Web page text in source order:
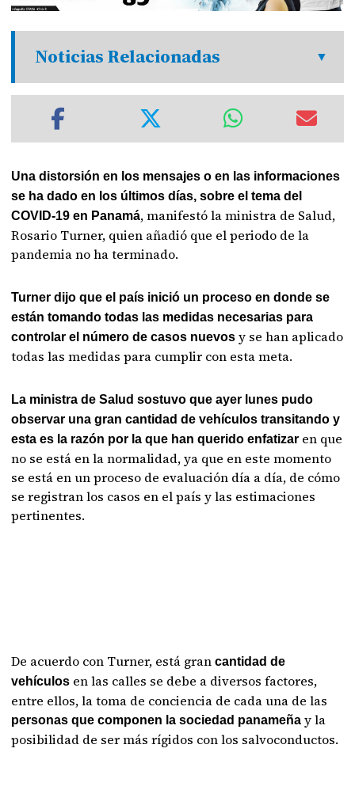
Noticias Relacionadas
Una distorsión en los mensajes o en las informaciones
se ha dado en los últimos días, sobre el tema del
COVID-19 en Panamá, manifestó la ministra de Salud,
Rosario Turner, quien añadió que el periodo de la
pandemia no ha terminado.
Turner dijo que el país inició un proceso en donde se
están tomando todas las medidas necesarias para
controlar el número de casos nuevosy se han aplicado
todas las medidas para cumplir con esta meta.
La ministra de Salud sostuvo que ayer lunes pudo
observar una gran cantidad de vehículos transitando y
esta es la razón por la que han querido enfatizar en que
no se está en la normalidad, ya que en este momento
se está en un proceso de evaluación día a día, de cómo
se registran los casos en el país y las estimaciones
pertinentes.
De acuerdo con Turner, está grancantidad de
vehículos en las calles se debe a diversos factores,
entre ellos, la toma de conciencia de cada una de las
personas que componen la sociedad panameña y la
posibilidad de ser más rígidos con los salvoconductos.